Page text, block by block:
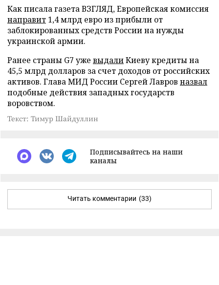
Как писала газета ВЗГЛЯД, Европейская комиссия
направит 1,4 млрд евро из прибыли от
заблокированных средств России на нужды
украинской армии.
Ранее страны G7 уже выдалиКиеву кредиты на
45,5 млрд долларов за счет доходов от российских
активов. Глава МИД России Сергей Лавров назвал
подобные действия западных государств
воровством.
Текст: Тимур Шайдуллин
Подписывайтесь на наши
каналы
Читать комментарии (33)